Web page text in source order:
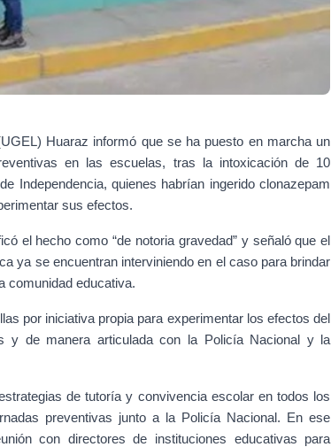
Huaraz informó que se ha puesto en marcha un
en las escuelas, tras la intoxicación de 10
Independencia, quienes habrían ingerido clonazepam
sus efectos.
el hecho como “de notoria gravedad” y señaló que el
ya se encuentran interviniendo en el caso para brindar
comunidad educativa.
por iniciativa propia para experimentar los efectos del
y de manera articulada con la Policía Nacional y la
de tutoría y convivencia escolar en todos los
preventivas junto a la Policía Nacional. En ese
con directores de instituciones educativas para